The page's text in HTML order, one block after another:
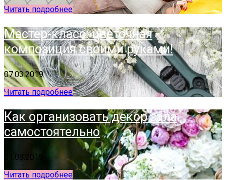
Читать подробнее
Мастер-класс: цветочная
композиция своими руками!
07.03.2019
Читать подробнее
Как организовать декор зала
самостоятельно
01.03.2019
Читать подробнее